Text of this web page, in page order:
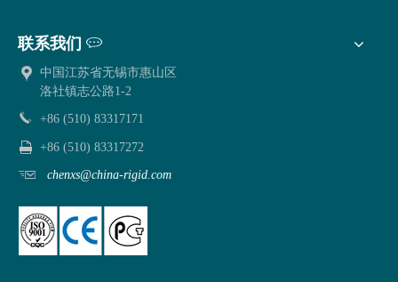
联系我们
中国江苏省无锡市惠山区
洛社镇志公路1-2
+86 (510) 83317171
+86 (510) 83317272
chenxs@china-rigid.com